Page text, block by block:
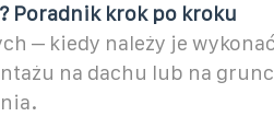
Poradnik krok po kroku
– kiedy należy je
na dachu lub na